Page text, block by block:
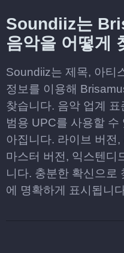
Soundiiz는
음악을 어떻게
Soundiiz는 제목, 아티
정보를 이용해
찾습니다. 음악 업계
범용 UPC를 사용할 수
아집니다. 라이브 버전,
마스터 버전, 익스텐디
니다. 충분한 확신으로
에 명확하게 표시됩니